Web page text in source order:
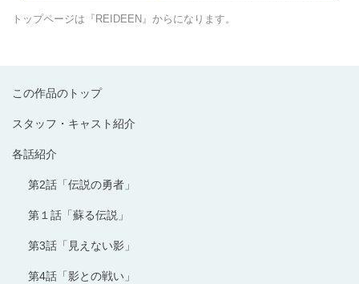
この作品のトップ
スタッフ・キャスト紹介
各話紹介
第2話「伝説の勇者」
第１話「蘇る伝説」
第3話「見えない影」
第4話「影との戦い」
トップページは『REIDEEN』からになります。